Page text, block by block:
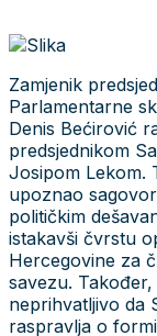
Zamjenik
Parlamentarne
Denis Bećirović
predsjednikom
Josipom Lekom.
upoznao
političkim
istakavši čvrstu
Hercegovine za
savezu.
neprihvatljivo da
raspravlja o